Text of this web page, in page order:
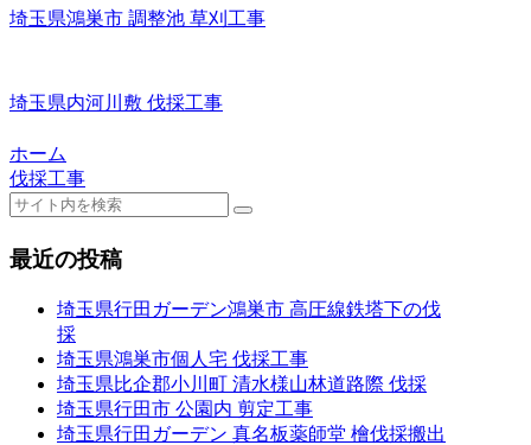
埼玉県鴻巣市 調整池 草刈工事
埼玉県内河川敷 伐採工事
ホーム
伐採工事
最近の投稿
埼玉県行田ガーデン鴻巣市 高圧線鉄塔下の伐
採
埼玉県鴻巣市個人宅 伐採工事
埼玉県比企郡小川町 清水様山林道路際 伐採
埼玉県行田市 公園内 剪定工事
埼玉県行田ガーデン 真名板薬師堂 檜伐採搬出